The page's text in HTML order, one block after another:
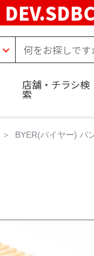
店舗・チラシ検
索
BYER(バイヤー) パ